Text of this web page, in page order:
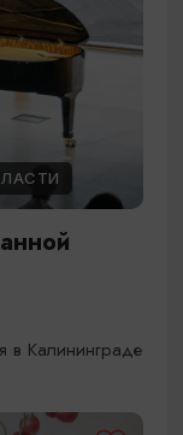
в Калининграде